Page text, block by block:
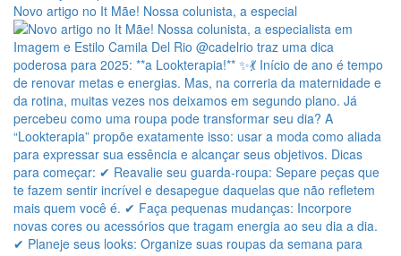
Novo artigo no It Mãe! Nossa colunista, a especial